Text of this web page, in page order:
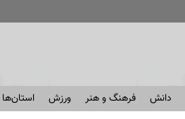
دانش فرهنگ و هنر ورزش استان‌ها